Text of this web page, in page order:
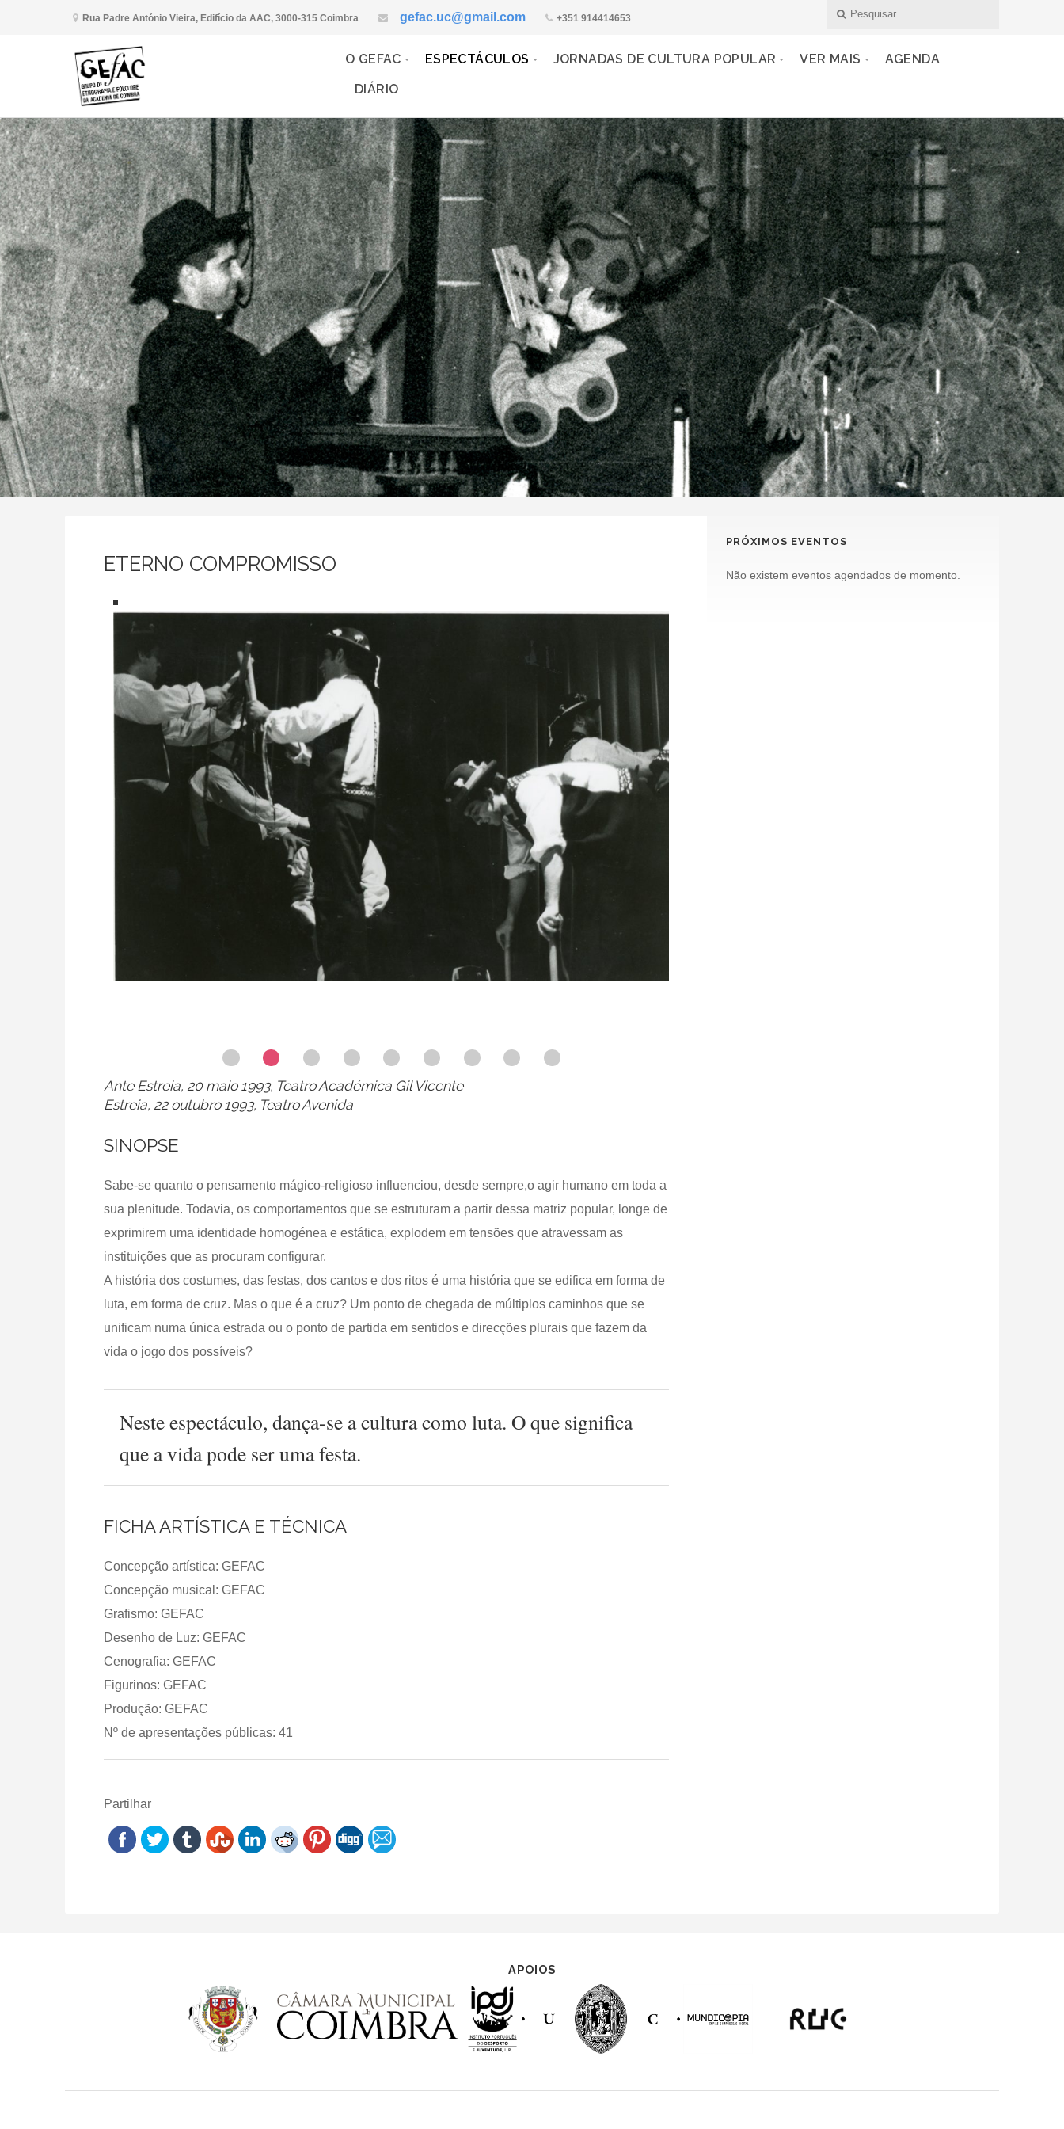
Rua Padre António Vieira, Edifício da AAC, 3000-315 Coimbra gefac.uc@gmail.com +351 914414653
O GEFAC ESPECTÁCULOS JORNADAS DE CULTURA POPULAR VER MAIS
AGENDA
DIÁRIO
ETERNO COMPROMISSO
Ante Estreia, 20 maio 1993, Teatro Académica Gil Vicente
Estreia, 22 outubro 1993, Teatro Avenida
SINOPSE
Sabe-se quanto o pensamento mágico-religioso influenciou, desde sempre,o agir humano em toda a
sua plenitude. Todavia, os comportamentos que se estruturam a partir dessa matriz popular, longe de
exprimirem uma identidade homogénea e estática, explodem em tensões que atravessam as
instituições que as procuram configurar.
A história dos costumes, das festas, dos cantos e dos ritos é uma história que se edifica em forma de
luta, em forma de cruz. Mas o que é a cruz? Um ponto de chegada de múltiplos caminhos que se
unificam numa única estrada ou o ponto de partida em sentidos e direcções plurais que fazem da
vida o jogo dos possíveis?
Neste espectáculo, dança-se a cultura como luta. O que significa
que a vida pode ser uma festa.
FICHA ARTÍSTICA E TÉCNICA
Concepção artística: GEFAC
Concepção musical: GEFAC
Grafismo: GEFAC
Desenho de Luz: GEFAC
Cenografia: GEFAC
Figurinos: GEFAC
Produção: GEFAC
Nº de apresentações públicas: 41
Partilhar
PRÓXIMOS EVENTOS
Não existem eventos agendados de momento.
APOIOS